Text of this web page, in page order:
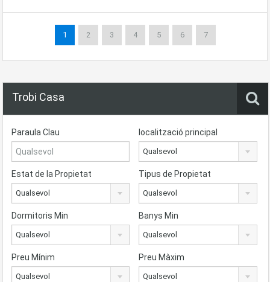
1 2 3 4 5 6 7
Trobi Casa
Paraula Clau localització principal
Qualsevol
Estat de la Propietat
Qualsevol
Tipus de Propietat
Qualsevol
Dormitoris Min
Qualsevol
Banys Min
Qualsevol
Preu Mínim
Qualsevol
Preu Màxim
Qualsevol